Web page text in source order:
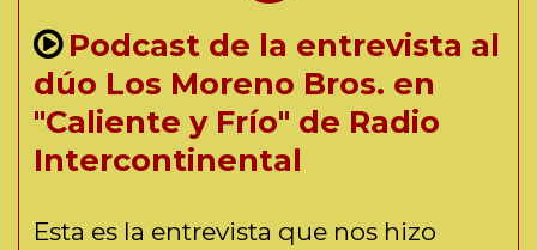
Podcast de la entrevista al
dúo Los Moreno Bros. en
"Caliente y Frío" de Radio
Intercontinental
Esta es la entrevista que nos hizo